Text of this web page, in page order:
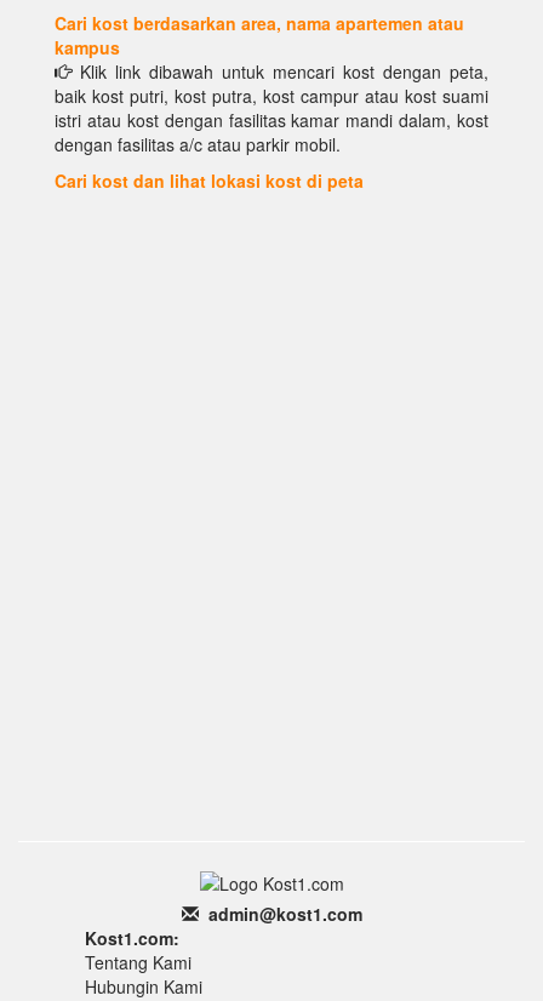
Cari kost berdasarkan area, nama apartemen atau
kampus
Klik link dibawah untuk mencari kost dengan peta,
baik kost putri, kost putra, kost campur atau kost suami
istri atau kost dengan fasilitas kamar mandi dalam, kost
dengan fasilitas a/c atau parkir mobil.
Cari kost dan lihat lokasi kost di peta
admin@kost1.com
Kost1.com:
Tentang Kami
Hubungin Kami